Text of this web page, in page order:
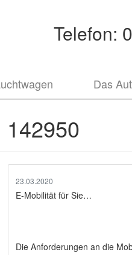
Telefon:
Das
142950
23.03.2020
E-Mobilität für Sie…
Die Anforderungen an die